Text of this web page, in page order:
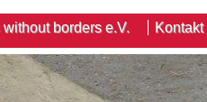
borders e.V. Kontakt